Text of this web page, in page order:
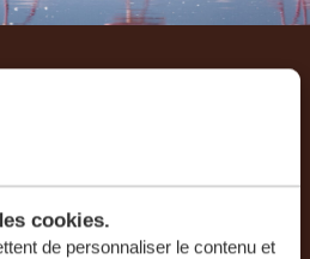
cookies.
de personnaliser le contenu et
créer votre
mesure